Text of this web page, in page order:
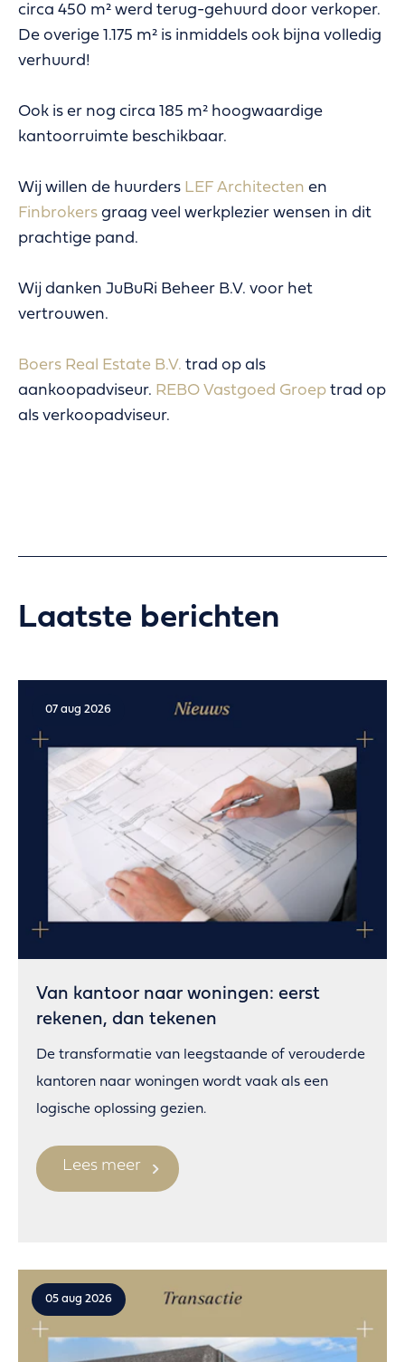
circa 450 m² werd terug-gehuurd door verkoper.
De overige 1.175 m² is inmiddels ook bijna volledig
verhuurd!
Ook is er nog circa 185 m² hoogwaardige
kantoorruimte beschikbaar.
Wij willen de huurders LEF Architecten en
Finbrokers graag veel werkplezier wensen in dit
prachtige pand.
Wij danken JuBuRi Beheer B.V. voor het
vertrouwen.
Boers Real Estate B.V. trad op als
aankoopadviseur. REBO Vastgoed Groep trad op
als verkoopadviseur.
Laatste berichten
07 aug 2026
Van kantoor naar woningen: eerst
rekenen, dan tekenen
De transformatie van leegstaande of verouderde
kantoren naar woningen wordt vaak als een
logische oplossing gezien.
Lees meer
05 aug 2026